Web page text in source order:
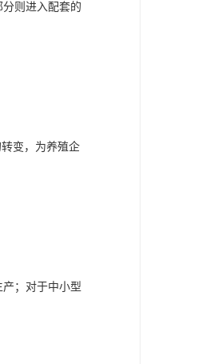
则进入配套的
变，为养殖企
；对于中小型